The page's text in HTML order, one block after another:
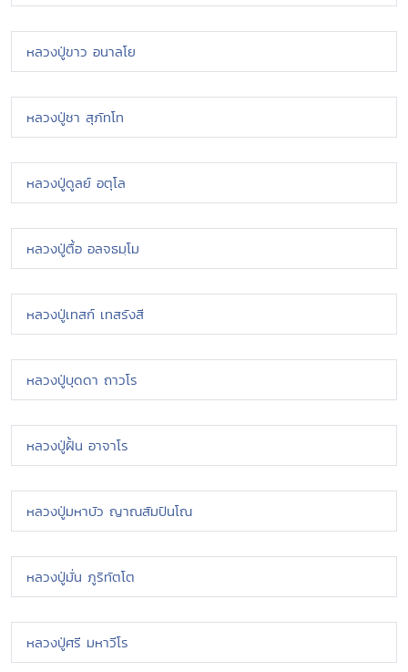
หลวงปู่ขาว อนาลโย
หลวงปู่ชา สุภัทโท
หลวงปู่ดูลย์ อตุโล
หลวงปู่ตื้อ อลจธมฺโม
หลวงปู่เทสก์ เทสรังสี
หลวงปู่บุดดา ถาวโร
หลวงปู่ฝั้น อาจาโร
หลวงปู่มหาบัว ญาณสัมปันโณ
หลวงปู่มั่น ภูริทัตโต
หลวงปู่ศรี มหาวีโร